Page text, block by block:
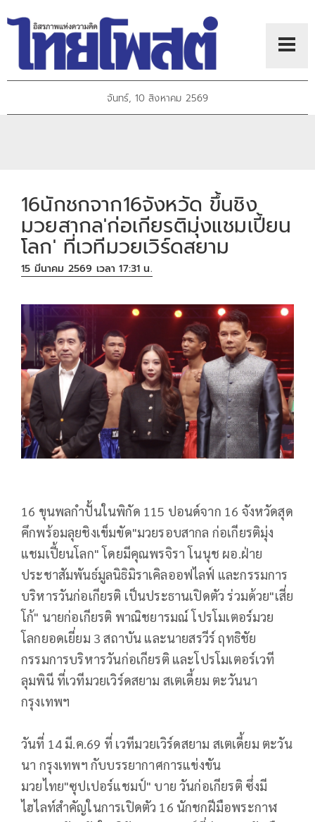
จันทร์, 10 สิงหาคม 2569
16นักชกจาก16จังหวัด ขึ้นชิง
มวยสากล'ก่อเกียรติมุ่งแชมเปี้ยน
โลก' ที่เวทีมวยเวิร์ดสยาม
15 มีนาคม 2569 เวลา 17:31 น.
16 ขุนพลกำปั้นในพิกัด 115 ปอนด์จาก 16 จังหวัดสุด
คึกพร้อมลุยชิงเข็มขัด"มวยรอบสากล ก่อเกียรติมุ่ง
แชมเปี้ยนโลก" โดยมีคุณพรจิรา โนนุช ผอ.ฝ่าย
ประชาสัมพันธ์มูลนิธิมิราเคิลออฟไลฟ์ และกรรมการ
บริหารวันก่อเกียรติ เป็นประธานเปิดตัว ร่วมด้วย"เสี่ย
โก้" นายก่อเกียรติ พาณิชยารมณ์ โปรโมเตอร์มวย
โลกยอดเยี่ยม 3 สถาบัน และนายสรวีร์ ฤทธิชัย
กรรมการบริหารวันก่อเกียรติ และโปรโมเตอร์เวที
ลุมพินี ที่เวทีมวยเวิร์ดสยาม สเตเดี้ยม ตะวันนา
กรุงเทพฯ
วันที่ 14 มี.ค.69 ที่ เวทีมวยเวิร์ดสยาม สเตเดี้ยม ตะวัน
นา กรุงเทพฯ กับบรรยากาศการแข่งขัน
มวยไทย"ซุปเปอร์แชมป์" บาย วันก่อเกียรติ ซึ่งมี
ไฮไลท์สำคัญในการเปิดตัว 16 นักชกฝีมือพระกาฬ